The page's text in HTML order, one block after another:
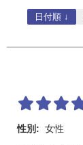
日付順 ↓
性別: 女性